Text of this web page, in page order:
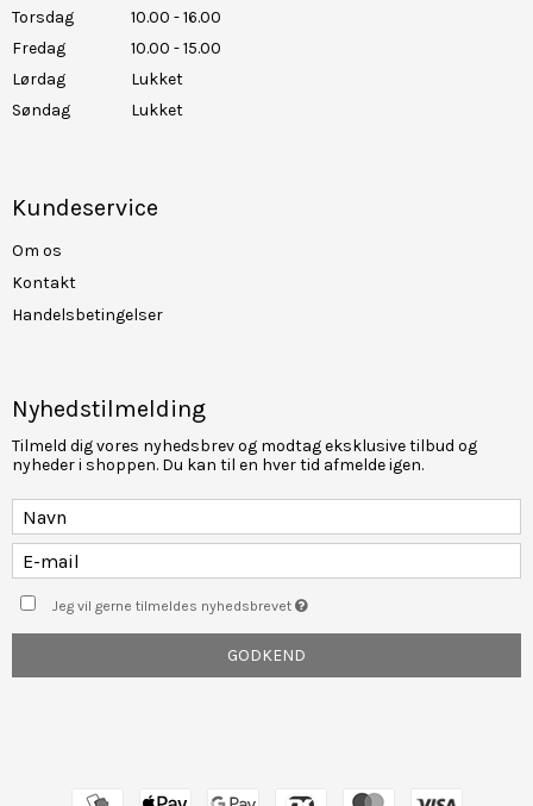
Torsdag
10.00 - 16.00
Fredag
10.00 - 15.00
Lørdag
Lukket
Søndag
Lukket
Kundeservice
Om os
Kontakt
Handelsbetingelser
Nyhedstilmelding
Tilmeld dig vores nyhedsbrev og modtag eksklusive tilbud og
nyheder i shoppen. Du kan til en hver tid afmelde igen.
Jeg vil gerne tilmeldes nyhedsbrevet
GODKEND